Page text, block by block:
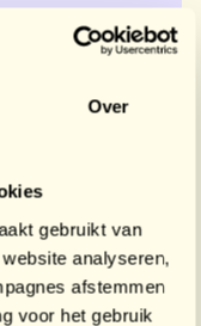
Over
gebruikt van
analyseren,
afstemmen
voor het gebruik